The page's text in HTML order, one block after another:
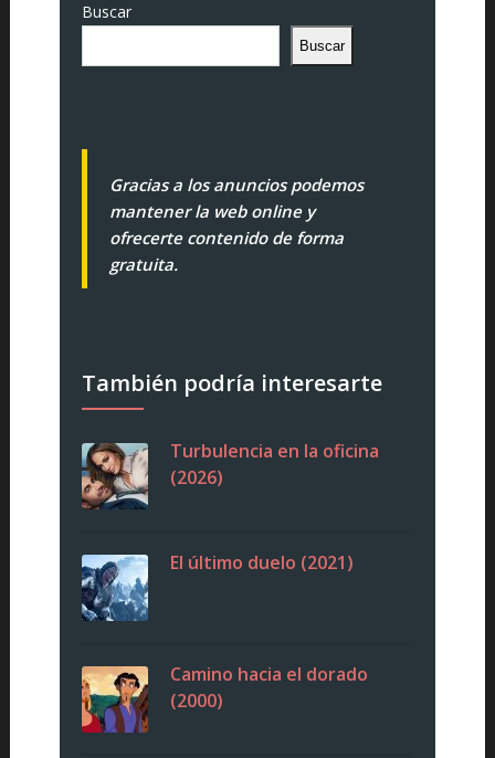
Buscar
Buscar
Gracias a los anuncios podemos
mantener la web online y
ofrecerte contenido de forma
gratuita.
También podría interesarte
Turbulencia en la oficina
(2026)
El último duelo (2021)
Camino hacia el dorado
(2000)